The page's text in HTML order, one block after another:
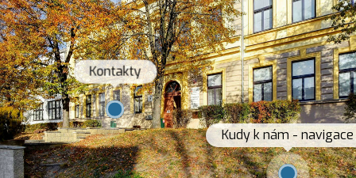
Kudy k nám - navigace
Kontakty